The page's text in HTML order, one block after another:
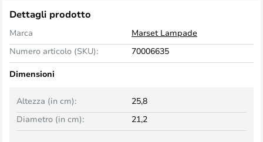
Dettagli prodotto
Marca
Marset Lampade
Numero articolo (SKU):
70006635
Dimensioni
Altezza (in cm):
25,8
Diametro (in cm):
21,2